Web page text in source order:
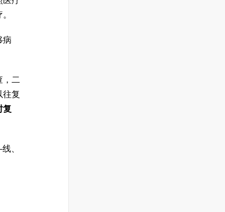
病
，二
往复
复
、